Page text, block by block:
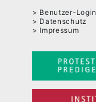
Benutzer-Login
Datenschutz
Impressum